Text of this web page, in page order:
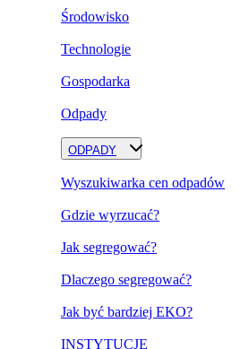
Środowisko
Technologie
Gospodarka
Odpady
ODPADY
Wyszukiwarka cen odpadów
Gdzie wyrzucać?
Jak segregować?
Dlaczego segregować?
Jak być bardziej EKO?
INSTYTUCJE